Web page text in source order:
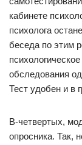
кабинете
психолога
беседа по этим
обследования
Тест удобен и в
В-четвертых,
опросника. Так,